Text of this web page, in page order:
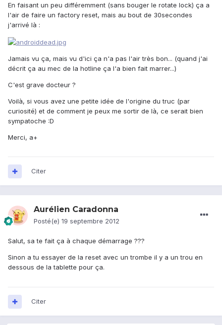
En faisant un peu différemment (sans bouger le rotate lock) ça a
l'air de faire un factory reset, mais au bout de 30secondes
j'arrivé là :
Jamais vu ça, mais vu d'ici ça n'a pas l'air très bon... (quand j'ai
décrit ça au mec de la hotline ça l'a bien fait marrer...)
C'est grave docteur ?
Voilà, si vous avez une petite idée de l'origine du truc (par
curiosité) et de comment je peux me sortir de là, ce serait bien
sympatoche :D
Merci, a+
Citer
Aurélien Caradonna
Posté(e) 19 septembre 2012
Salut, sa te fait ça à chaque démarrage ???
Sinon a tu essayer de la reset avec un trombe il y a un trou en
dessous de la tablette pour ça.
Citer